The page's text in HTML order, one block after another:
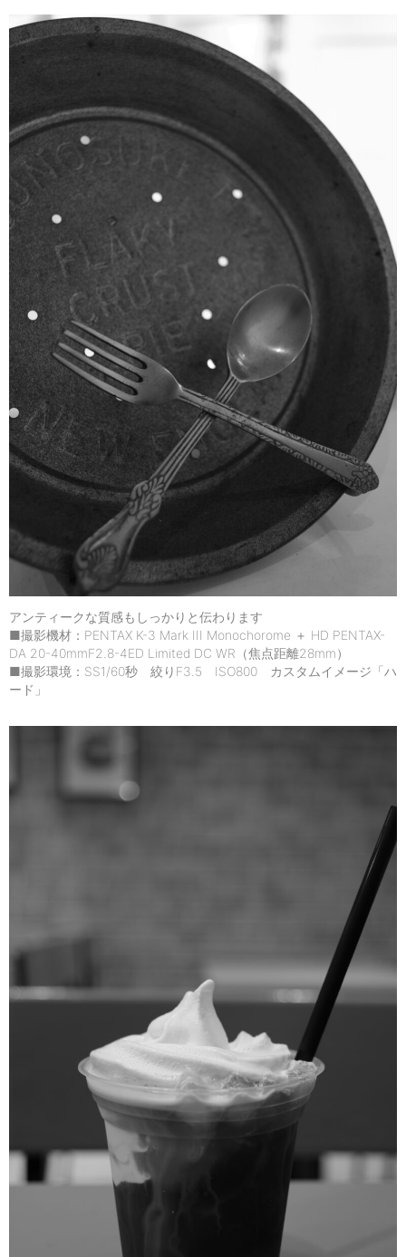
アンティークな質感もしっかりと伝わります
■撮影機材：PENTAX K-3 Mark III Monochorome ＋ HD PENTAX-
DA 20-40mmF2.8-4ED Limited DC WR（焦点距離28mm）
■撮影環境：SS1/60秒 絞りF3.5 ISO800 カスタムイメージ「ハ
ード」